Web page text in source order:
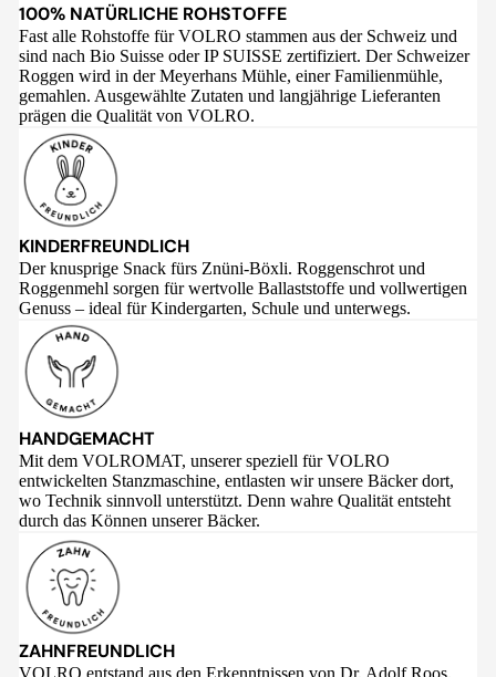
100% NATÜRLICHE ROHSTOFFE
Fast alle Rohstoffe für VOLRO stammen aus der Schweiz und
sind nach Bio Suisse oder IP SUISSE zertifiziert. Der Schweizer
Roggen wird in der Meyerhans Mühle, einer Familienmühle,
gemahlen. Ausgewählte Zutaten und langjährige Lieferanten
prägen die Qualität von VOLRO.
KINDERFREUNDLICH
Der knusprige Snack fürs Znüni-Böxli. Roggenschrot und
Roggenmehl sorgen für wertvolle Ballaststoffe und vollwertigen
Genuss – ideal für Kindergarten, Schule und unterwegs.
HANDGEMACHT
Mit dem VOLROMAT, unserer speziell für VOLRO
entwickelten Stanzmaschine, entlasten wir unsere Bäcker dort,
wo Technik sinnvoll unterstützt. Denn wahre Qualität entsteht
durch das Können unserer Bäcker.
ZAHNFREUNDLICH
VOLRO entstand aus den Erkenntnissen von Dr. Adolf Roos,